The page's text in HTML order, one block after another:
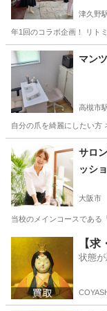
津久野
年1回のコラボ企画！ リト
大阪 堺市 マン
高槻市
自分の爪を綺麗にしたい方
高槻市 高槻
サロ
ッシ
認定
大阪市
当校のメインコースである
マッ
【
状態が